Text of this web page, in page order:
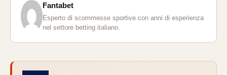
Fantabet
Esperto di scommesse sportive con anni di esperienza
nel settore betting italiano.